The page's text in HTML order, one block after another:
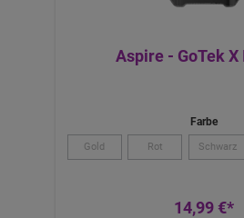
Aspire - GoTek X
Farbe
Gold Rot Schwarz
14,99 €*